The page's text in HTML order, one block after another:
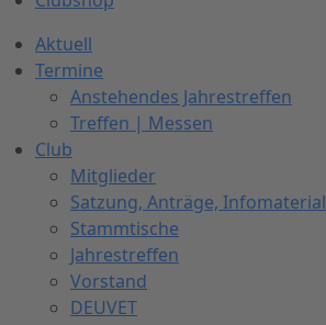
Aktuell
Termine
Anstehendes Jahrestreffen
Treffen | Messen
Club
Mitglieder
Satzung, Anträge, Infomaterial
Stammtische
Jahrestreffen
Vorstand
DEUVET